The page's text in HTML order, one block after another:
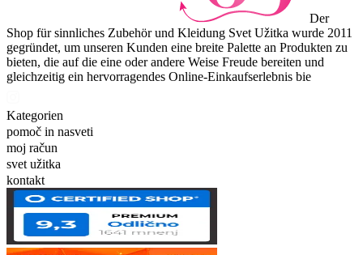
Der
Shop für sinnliches Zubehör und Kleidung Svet Užitka wurde 2011
gegründet, um unseren Kunden eine breite Palette an Produkten zu
bieten, die auf die eine oder andere Weise Freude bereiten und
gleichzeitig ein hervorragendes Online-Einkaufserlebnis bie
Kategorien
pomoč in nasveti
moj račun
svet užitka
kontakt